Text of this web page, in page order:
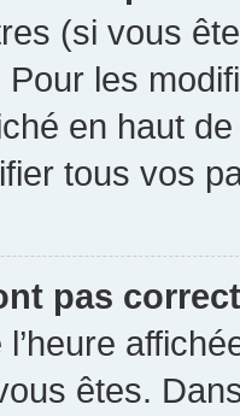
(si vous
Pour les
en haut
tous vos
pas
êtes.